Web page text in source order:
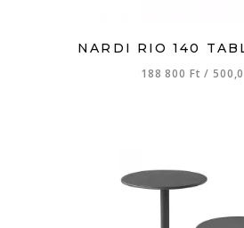
NARDI RIO 140
188 800 Ft/